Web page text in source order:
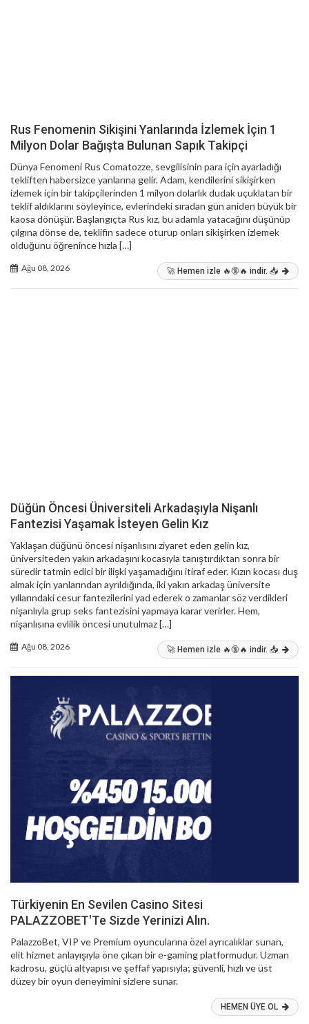
Rus Fenomenin Sikişini Yanlarında İzlemek İçin 1
Milyon Dolar Bağışta Bulunan Sapık Takipçi
Dünya Fenomeni Rus Comatozze, sevgilisinin para için ayarladığı
tekliften habersizce yanlarına gelir. Adam, kendilerini sikişirken
izlemek için bir takipçilerinden 1 milyon dolarlık dudak uçuklatan bir
teklif aldıklarını söyleyince, evlerindeki sıradan gün aniden büyük bir
kaosa dönüşür. Başlangıçta Rus kız, bu adamla yatacağını düşünüp
çılgına dönse de, teklifin sadece oturup onları sikişirken izlemek
olduğunu öğrenince hızla […]
Ağu 08, 2026 🚀 Hemen izle 🔥🔞🔥 indir. 📥
Düğün Öncesi Üniversiteli Arkadaşıyla Nişanlı
Fantezisi Yaşamak İsteyen Gelin Kız
Yaklaşan düğünü öncesi nişanlısını ziyaret eden gelin kız,
üniversiteden yakın arkadaşını kocasıyla tanıştırdıktan sonra bir
süredir tatmin edici bir ilişki yaşamadığını itiraf eder. Kızın kocası duş
almak için yanlarından ayrıldığında, iki yakın arkadaş üniversite
yıllarındaki cesur fantezilerini yad ederek o zamanlar söz verdikleri
nişanlıyla grup seks fantezisini yapmaya karar verirler. Hem,
nişanlısına evlilik öncesi unutulmaz […]
Ağu 08, 2026 🚀 Hemen izle 🔥🔞🔥 indir. 📥
Türkiyenin En Sevilen Casino Sitesi
PALAZZOBET'Te Sizde Yerinizi Alın.
PalazzoBet, VIP ve Premium oyuncularına özel ayrıcalıklar sunan,
elit hizmet anlayışıyla öne çıkan bir e-gaming platformudur. Uzman
kadrosu, güçlü altyapısı ve şeffaf yapısıyla; güvenli, hızlı ve üst
düzey bir oyun deneyimini sizlere sunar.
HEMEN ÜYE OL